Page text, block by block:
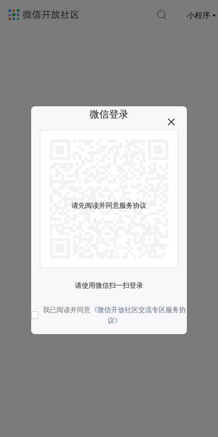
小程序
微信登录
请先阅读并同意服务协议
请使用微信扫一扫登录
我已阅读并同意 《微信开放社区交流专区服务协
议》